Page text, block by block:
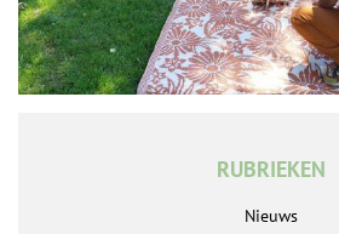
RUBRIEKEN
Nieuws